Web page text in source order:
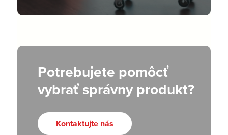
Potrebujete pomôcť
vybrať správny produkt?
Kontaktujte nás